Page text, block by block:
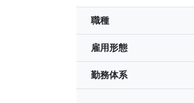
職種
雇用形態
勤務体系